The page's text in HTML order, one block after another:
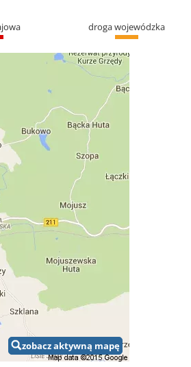
droga wojewódzka
zobacz aktywną mapę